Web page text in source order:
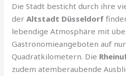
Die Stadt besticht durch ihre
derAltstadt Düsseldorf
lebendige Atmosphäre mit
Gastronomieangeboten auf nur
Quadratkilometern. Die
zudem atemberaubende